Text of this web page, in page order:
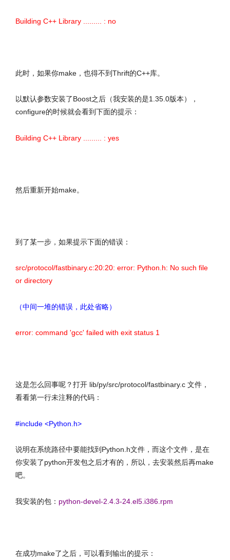
Building C++ Library ......... : no
此时，如果你make，也得不到Thrift的C++库。
以默认参数安装了Boost之后（我安装的是1.35.0版本），
configure的时候就会看到下面的提示：
Building C++ Library ......... : yes
然后重新开始make。
到了某一步，如果提示下面的错误：
src/protocol/fastbinary.c:20:20: error: Python.h: No such file
or directory
（中间一堆的错误，此处省略）
error: command 'gcc' failed with exit status 1
这是怎么回事呢？打开 lib/py/src/protocol/fastbinary.c 文件，
看看第一行未注释的代码：
#include <Python.h>
说明在系统路径中要能找到Python.h文件，而这个文件，是在
你安装了python开发包之后才有的，所以，去安装然后再make
吧。
我安装的包： python-devel-2.4.3-24.el5.i386.rpm
在成功make了之后，可以看到输出的提示：